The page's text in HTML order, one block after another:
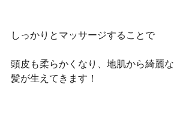
しっかりとマッサージすることで
頭皮も柔らかくなり、地肌から綺麗な
髪が生えてきます！